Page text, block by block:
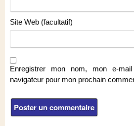
Site Web (facultatif)
Enregistrer mon nom, mon e-
navigateur pour mon prochain